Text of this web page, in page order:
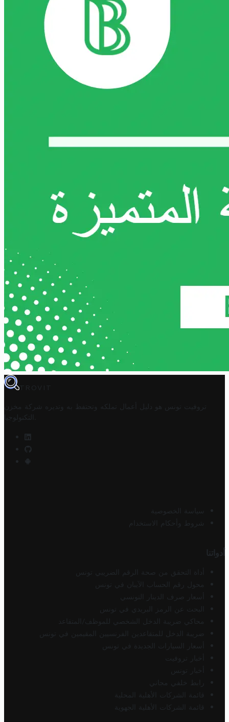
TROVIT
تروفيت تونس هو دليل أعمال تملكه وتحتفظ به وتديره
شركة مخزن
التكنولوجيا
سياسة الخصوصية
شروط وأحكام الاستخدام
أدواتنا
أداة التحقق من صحة الرقم الضريبي تونس
محول رقم الحساب الآيبان في تونس
أسعار صرف الدينار التونسي
البحث عن الرمز البريدي في تونس
محاكي ضريبة الدخل الشخصي للموظف/المتقاعد
ضريبة الدخل للمتقاعدين الفرنسيين المقيمين في تونس
أسعار السيارات الجديدة في تونس
أخبار تروفيت
أخبار تونس
رابط خلفي مجاني
قائمة الشركات الأهلية المحلية
قائمة الشركات الأهلية الجهوية